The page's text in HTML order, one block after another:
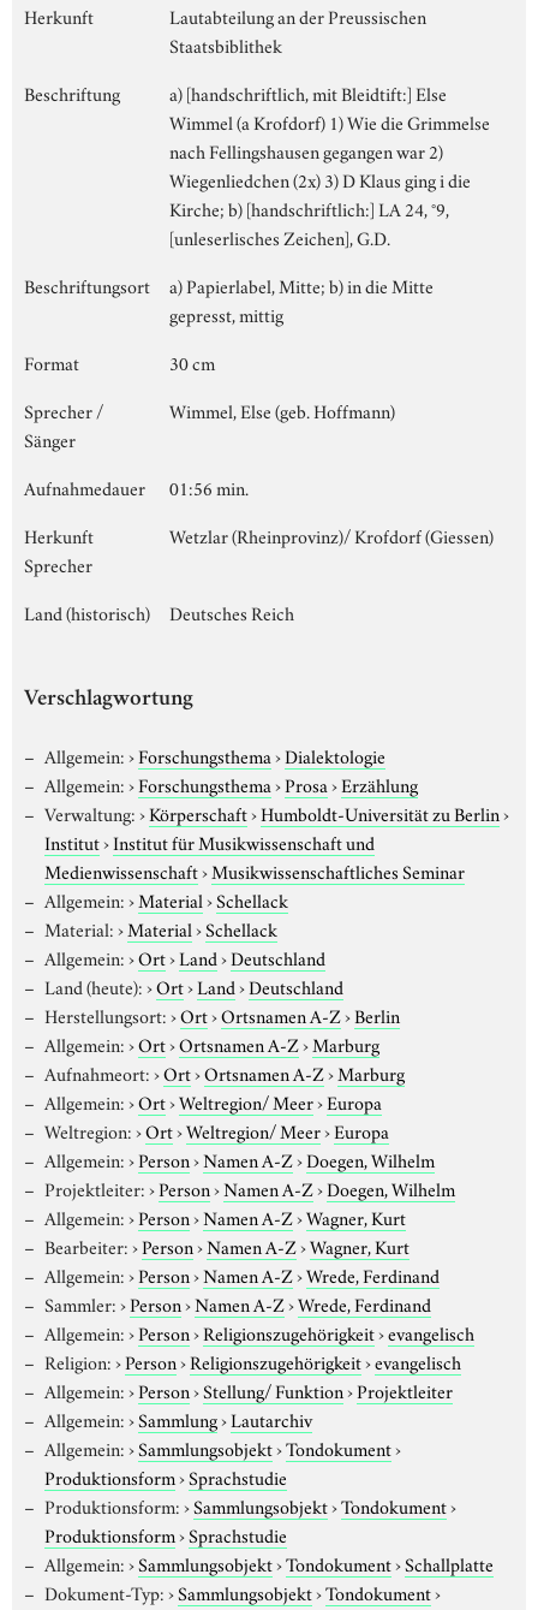
Herkunft
Lautabteilung an der Preussischen
Staatsbiblithek
Beschriftung
a) [handschriftlich, mit Bleidtift:] Else
Wimmel (a Krofdorf) 1) Wie die Grimmelse
nach Fellingshausen gegangen war 2)
Wiegenliedchen (2x) 3) D Klaus ging i die
Kirche; b) [handschriftlich:] LA 24, °9,
[unleserlisches Zeichen], G.D.
Beschriftungsort
a) Papierlabel, Mitte; b) in die Mitte
gepresst, mittig
Format
30 cm
Sprecher /
Sänger
Wimmel, Else (geb. Hoffmann)
Aufnahmedauer
01:56 min.
Herkunft
Sprecher
Wetzlar (Rheinprovinz)/ Krofdorf (Giessen)
Land (historisch) Deutsches Reich
Verschlagwortung
Allgemein:›Forschungsthema›Dialektologie
Allgemein:›Forschungsthema›Prosa›Erzählung
Verwaltung:›Körperschaft›Humboldt-Universität zu Berlin›
Institut›Institut für Musikwissenschaft und
Medienwissenschaft›Musikwissenschaftliches Seminar
Allgemein:›Material›Schellack
Material:›Material›Schellack
Allgemein:›Ort›Land›Deutschland
Land (heute):›Ort›Land›Deutschland
Herstellungsort:›Ort›Ortsnamen A-Z›Berlin
Allgemein:›Ort›Ortsnamen A-Z›Marburg
Aufnahmeort:›Ort›Ortsnamen A-Z›Marburg
Allgemein:›Ort›Weltregion/ Meer›Europa
Weltregion:›Ort›Weltregion/ Meer›Europa
Allgemein:›Person›Namen A-Z›Doegen, Wilhelm
Projektleiter:›Person›Namen A-Z›Doegen, Wilhelm
Allgemein:›Person›Namen A-Z›Wagner, Kurt
Bearbeiter:›Person›Namen A-Z›Wagner, Kurt
Allgemein:›Person›Namen A-Z›Wrede, Ferdinand
Sammler:›Person›Namen A-Z›Wrede, Ferdinand
Allgemein:›Person›Religionszugehörigkeit›evangelisch
Religion:›Person›Religionszugehörigkeit›evangelisch
Allgemein:›Person›Stellung/ Funktion›Projektleiter
Allgemein:›Sammlung›Lautarchiv
Allgemein:›Sammlungsobjekt›Tondokument›
Produktionsform›Sprachstudie
Produktionsform:›Sammlungsobjekt›Tondokument›
Produktionsform›Sprachstudie
Allgemein:›Sammlungsobjekt›Tondokument›Schallplatte
Dokument-Typ:›Sammlungsobjekt›Tondokument›